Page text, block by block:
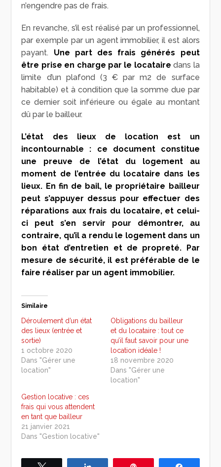
n’engendre pas de frais.
En revanche, s’il est réalisé par un professionnel,
par exemple par un agent immobilier, il est alors
payant. Une part des frais générés peut
être prise en charge par le locataire dans la
limite d’un plafond (3 € par m2 de surface
habitable) et à condition que la somme due par
ce dernier soit inférieure ou égale au montant
dû par le bailleur.
L’état des lieux de location est un
incontournable : ce document constitue
une preuve de l’état du logement au
moment de l’entrée du locataire dans les
lieux. En fin de bail, le propriétaire bailleur
peut s’appuyer dessus pour effectuer des
réparations aux frais du locataire, et celui-
ci peut s’en servir pour démontrer, au
contraire, qu’il a rendu le logement dans un
bon état d’entretien et de propreté. Par
mesure de sécurité, il est préférable de le
faire réaliser par un agent immobilier.
Similaire
Déroulement d’un état
des lieux (entrée et
sortie)
1 octobre 2020
Dans "Gérer une
location"
Obligations du bailleur
et du locataire : tout ce
qu’il faut savoir pour une
location idéale !
18 novembre 2020
Dans "Gérer une
location"
Gestion locative : ces
frais qui vous attendent
en tant que bailleur
21 janvier 2021
Dans "Gestion locative"